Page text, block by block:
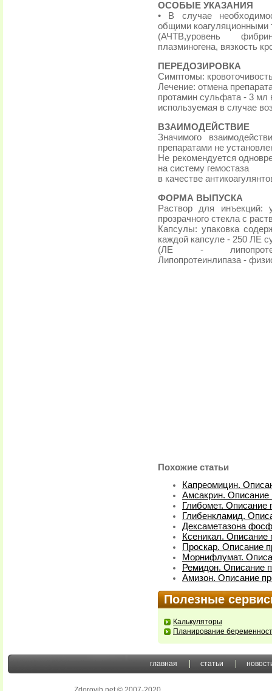
ОСОБЫЕ УКАЗАНИЯ
• В случае
общими коагуляционными
(АЧТВ,уровень
плазминогена, вязкость
ПЕРЕДОЗИРОВКА
Симптомы:
Лечение: отмена
протамин сульфата - 3 мл
используемая в случае
ВЗАИМОДЕЙСТВИЕ
Значимого
препаратами не
Не рекомендуется
на систему гемостаза
в качестве
ФОРМА ВЫПУСКА
Раствор для инъекций:
прозрачного стекла с
Капсулы: упаковка
каждой капсуле - 250 ЛЕ
(ЛЕ -
Липопротеинлипаза -
Похожие статьи
Капреомицин.
Амсакрин. Описание
Глибомет. Описание
Глибенкламид.
Дексаметазона
Ксеникал. Описание
Проскар. Описание
Морнифлумат.
Ремидон. Описание
Амизон. Описание
Полезные
Калькуляторы
Планирование
главная статьи